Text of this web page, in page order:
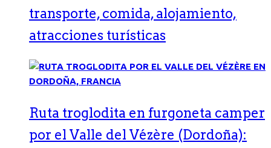
transporte, comida, alojamiento,
atracciones turísticas
Ruta troglodita en furgoneta camper
por el Valle del Vézère (Dordoña):